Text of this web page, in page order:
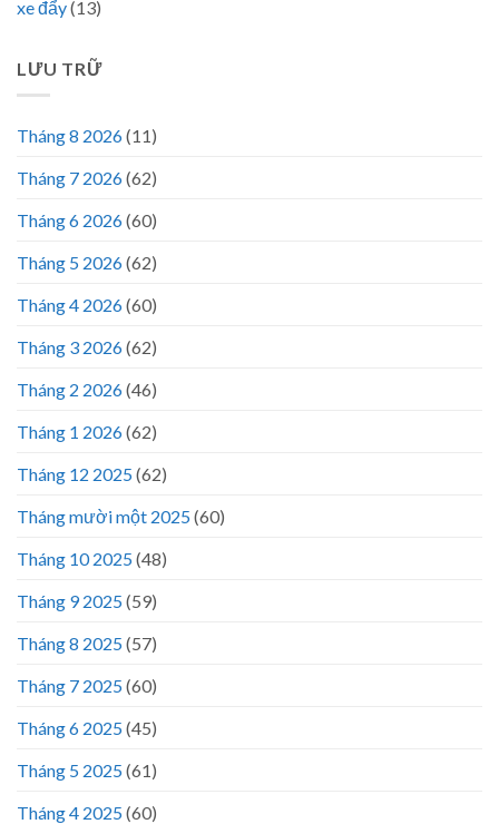
xe đẩy(13)
LƯU TRỮ
Tháng 8 2026(11)
Tháng 7 2026(62)
Tháng 6 2026(60)
Tháng 5 2026(62)
Tháng 4 2026(60)
Tháng 3 2026(62)
Tháng 2 2026(46)
Tháng 1 2026(62)
Tháng 12 2025(62)
Tháng mười một 2025(60)
Tháng 10 2025(48)
Tháng 9 2025(59)
Tháng 8 2025(57)
Tháng 7 2025(60)
Tháng 6 2025(45)
Tháng 5 2025(61)
Tháng 4 2025(60)